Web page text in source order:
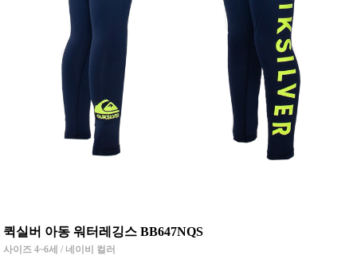
퀵실버 아동 워터레깅스 BB647NQS
사이즈 4~6세 / 네이비 컬러